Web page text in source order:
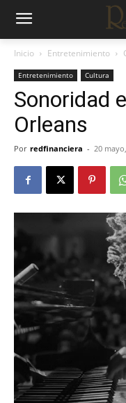
Inicio Entretenimiento
Entretenimiento Cultura
Sonoridad
Orleans
Por redfinanciera - 20